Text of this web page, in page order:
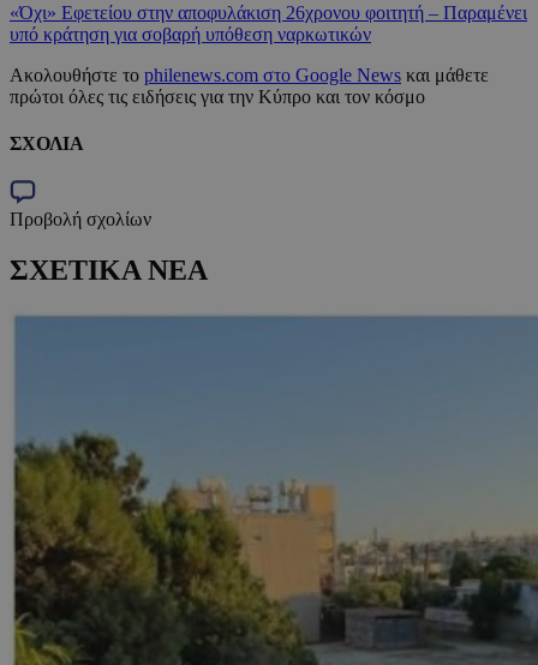
«Όχι» Εφετείου στην αποφυλάκιση 26χρονου φοιτητή – Παραμένει
υπό κράτηση για σοβαρή υπόθεση ναρκωτικών
Ακολουθήστε το philenews.com στο Google News και μάθετε
πρώτοι όλες τις ειδήσεις για την Κύπρο και τον κόσμο
ΣΧΟΛΙΑ
Προβολή σχολίων
ΣΧΕΤΙΚΑ ΝΕΑ